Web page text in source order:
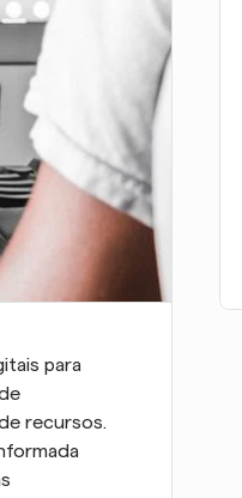
para
recursos.